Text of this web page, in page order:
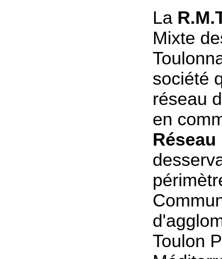
La
Mixte
société
réseau
en
Toulon